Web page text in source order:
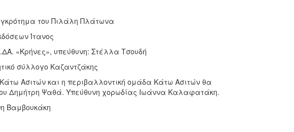
του Πιλάλη Πλάτωνα
Ίτανος
«Κρήνες», υπεύθυνη: Στέλλα Τσουδή
σύλλογο Καζαντζάκης
Ασιτών και η περιβαλλοντική ομάδα Κάτω Ασιτών θα
Δημήτρη Ψαθά. Υπεύθυνη χορωδίας Ιωάννα Καλαφατάκη.
Βαμβουκάκη